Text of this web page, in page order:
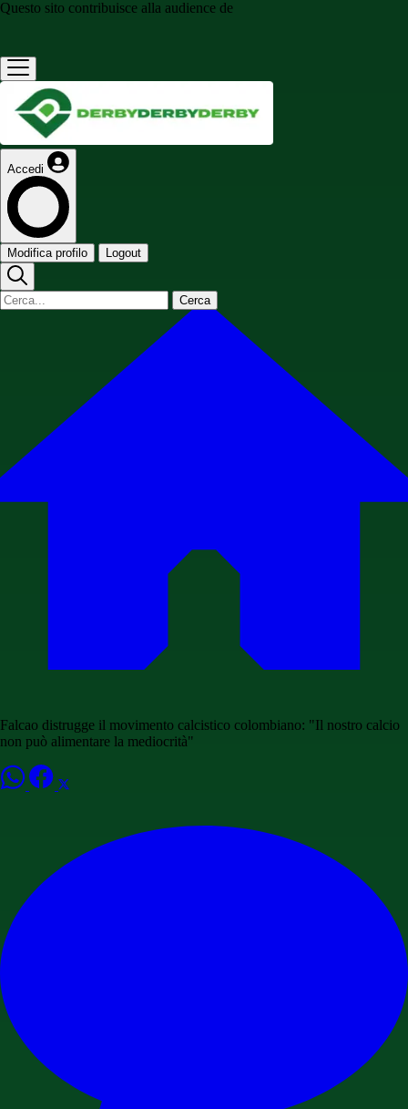
Questo sito contribuisce alla audience de
Accedi
Modifica profilo Logout
Cerca
Falcao distrugge il movimento calcistico colombiano: "Il nostro calcio
non può alimentare la mediocrità"